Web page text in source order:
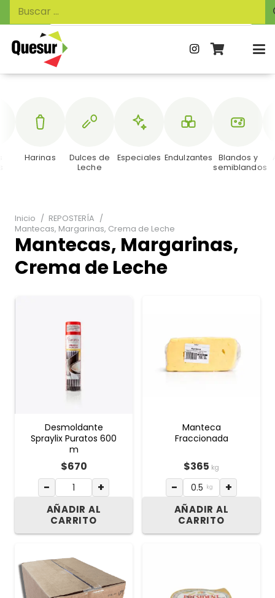
de
productos
Buscar:
Inicio / REPOSTERÍA /
Mantecas, Margarinas, Crema de Leche
Mantecas, Margarinas,
Crema de Leche
Harinas
Dulces de
Leche
Especiales Endulzantes
Blandos y
semiblandos
Desmoldante
Spraylix Puratos 600
m
$670
− +
AÑADIR AL
CARRITO
Manteca
Fraccionada
$365 kg
− kg +
AÑADIR AL
CARRITO